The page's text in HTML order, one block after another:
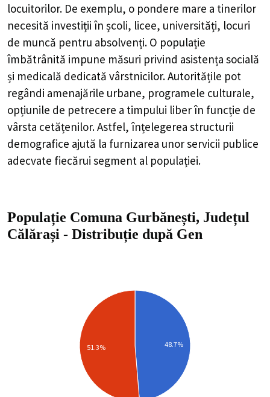
locuitorilor. De exemplu, o pondere mare a tinerilor
necesită investiții în școli, licee, universități, locuri
de muncă pentru absolvenți. O populație
îmbătrânită impune măsuri privind asistența socială
și medicală dedicată vârstnicilor. Autoritățile pot
regândi amenajările urbane, programele culturale,
opțiunile de petrecere a timpului liber în funcție de
vârsta cetățenilor. Astfel, înțelegerea structurii
demografice ajută la furnizarea unor servicii publice
adecvate fiecărui segment al populației.
Populație Comuna Gurbănești, Județul
Călărași - Distribuție după Gen
48.7%
51.3%